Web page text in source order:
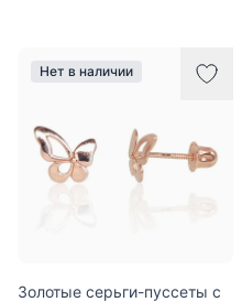
Нет в наличии
Золотые серьги-пуссеты с